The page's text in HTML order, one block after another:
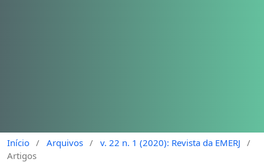
Início / Arquivos / v. 22 n. 1 (2020): Revista da EMERJ
/
Artigos